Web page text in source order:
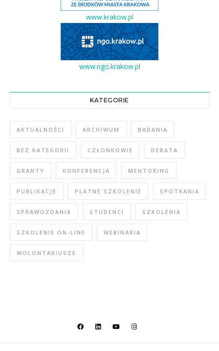
www.krakow.pl
www.ngo.krakow.pl
KATEGORIE
AKTUALNOŚCI ARCHIWUM BADANIA
BEZ KATEGORII CZŁONKOWIE DEBATA
GRANTY KONFERENCJA MENTORING
PUBLIKACJE PŁATNE SZKOLENIE SPOTKANIA
SPRAWOZDANIA STUDENCI SZKOLENIA
SZKOLENIE ON-LINE WEBINARIA
WOLONTARIUSZE